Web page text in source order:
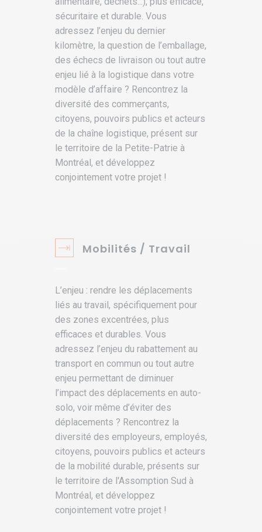
sécuritaire et durable. Vous
adressez l’enjeu du dernier
kilomètre, la question de l’emballage,
des échecs de livraison ou tout autre
enjeu lié à la logistique dans votre
modèle d’affaire ? Rencontrez la
diversité des commerçants,
citoyens, pouvoirs publics et acteurs
de la chaîne logistique, présent sur
le territoire de la Petite-Patrie à
Montréal, et développez
conjointement votre projet !
Mobilités / Travail
L’enjeu : rendre les déplacements
liés au travail, spécifiquement pour
des zones excentrées, plus
efficaces et durables. Vous
adressez l’enjeu du rabattement au
transport en commun ou tout autre
enjeu permettant de diminuer
l’impact des déplacements en auto-
solo, voir même d’éviter des
déplacements ? Rencontrez la
diversité des employeurs, employés,
citoyens, pouvoirs publics et acteurs
de la mobilité durable, présents sur
le territoire de l'Assomption Sud à
Montréal, et développez
conjointement votre projet !